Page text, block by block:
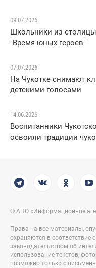
09.07.2026
Школьники из
"Время юных героев"
07.07.2026
На Чукотке снимают
детскими голосами
14.06.2026
Воспитанники
освоили традиции
© АНО «Информационное
Права на все материалы,
охраняются в
законодательством об
использование текстов,
возможно только с